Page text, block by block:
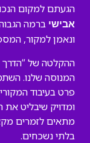
הגעתם למקום
אבישי ברמה
ונאמן למקור,
ההקלטה של “הדרך
המנוסה שלנו.
פרט בעיבוד
ומדויק שיבליט את
מתאים לזמרים
בלתי נשכחים.